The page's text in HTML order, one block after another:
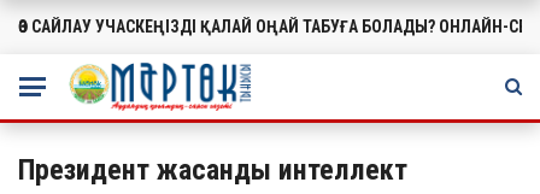
МАҢЫЗДЫ
ӨЗ САЙЛАУ УЧАСКЕҢІЗДІ ҚАЛАЙ ОҢАЙ ТАБУҒА БОЛАДЫ? ОНЛАЙН-
Президент жасанды интеллект